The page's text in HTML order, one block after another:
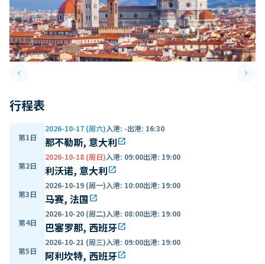
keyboard_arrow_leftPrevious slide keyboard_arrow_right
行程表
第1日
2026-10-17 (周六)入港: -出港: 16:30
那不勒斯, 意大利open_in_new
第2日
2026-10-18 (周日)入港: 09:00出港: 19:00
利沃诺, 意大利open_in_new
第3日
2026-10-19 (周一)入港: 10:00出港: 19:00
马赛, 法国open_in_new
第4日
2026-10-20 (周二)入港: 08:00出港: 19:00
巴塞罗那, 西班牙open_in_new
第5日
2026-10-21 (周三)入港: 09:00出港: 19:00
阿利坎特, 西班牙open_in_new